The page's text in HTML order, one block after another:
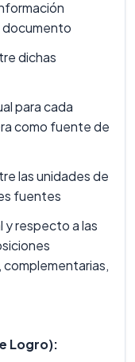
documento
dichas
para cada
como fuente de
las unidades de
fuentes
y respecto a las
Logro):